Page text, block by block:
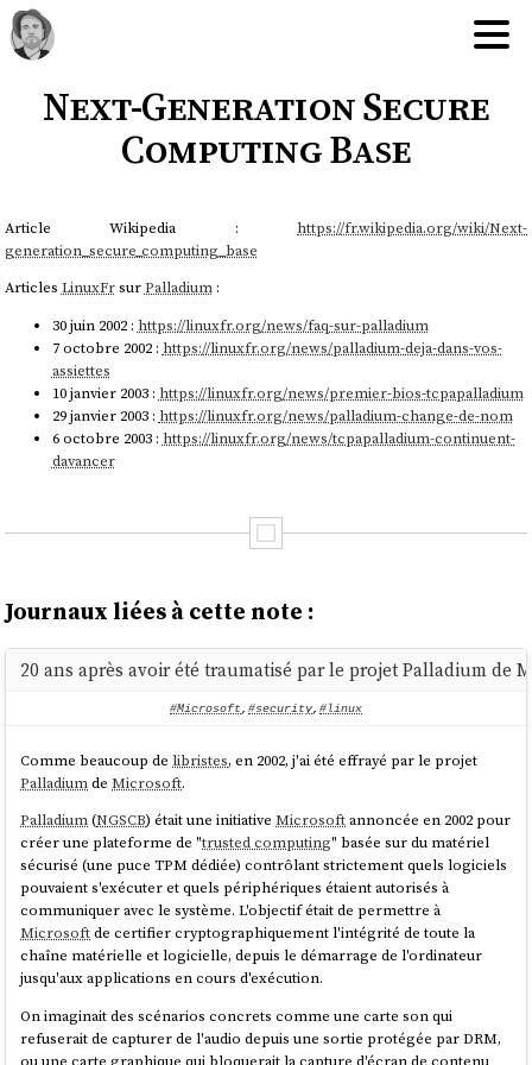
Next-Generation Secure
Computing Base
Article Wikipedia : https://fr.wikipedia.org/wiki/Next-
generation_secure_computing_base
Articles LinuxFrsurPalladium:
30 juin 2002 : https://linuxfr.org/news/faq-sur-palladium
7 octobre 2002 : https://linuxfr.org/news/palladium-deja-dans-vos-
assiettes
10 janvier 2003 : https://linuxfr.org/news/premier-bios-tcpapalladium
29 janvier 2003 : https://linuxfr.org/news/palladium-change-de-nom
6 octobre 2003 : https://linuxfr.org/news/tcpapalladium-continuent-
davancer
Journaux liées à cette note :
20 ans après avoir été traumatisé par le projet Palladium de
#Microsoft, #security, #linux
Comme beaucoup de libristes, en 2002, j'ai été effrayé par le projet
PalladiumdeMicrosoft.
Palladium(NGSCB) était une initiativeMicrosoftannoncée en 2002 pour
créer une plateforme de "trusted computing" basée sur du matériel
sécurisé (une puce TPM dédiée) contrôlant strictement quels logiciels
pouvaient s'exécuter et quels périphériques étaient autorisés à
communiquer avec le système. L'objectif était de permettre à
Microsoftde certifier cryptographiquement l'intégrité de toute la
chaîne matérielle et logicielle, depuis le démarrage de l'ordinateur
jusqu'aux applications en cours d'exécution.
On imaginait des scénarios concrets comme une carte son qui
refuserait de capturer de l'audio depuis une sortie protégée par DRM,
ou une carte graphique qui bloquerait la capture d'écran de contenu